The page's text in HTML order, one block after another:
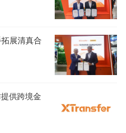
展清真合
供跨境金